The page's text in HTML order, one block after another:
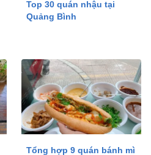
Top 30 quán nhậu tại
Quảng Bình
Tổng hợp 9 quán bánh mì